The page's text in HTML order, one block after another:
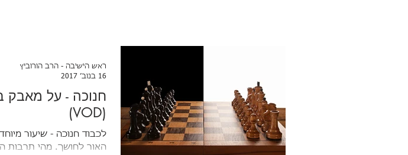
חנוכה - על מאבק
(VOD)
לכבוד חנוכה - שיעור
האור לחושך. מהי תרבות
ראש הישיבה - הרב הורוביץ
16 בנוב׳ 2017